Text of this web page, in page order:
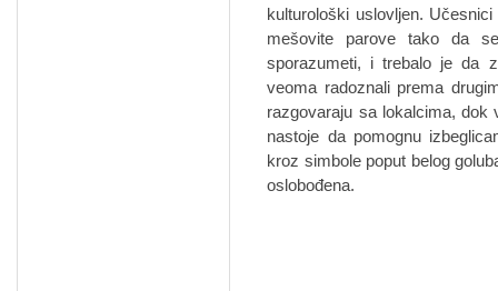
kulturološki uslovljen.
mešovite parove tako da
sporazumeti, i trebalo je da
veoma radoznali prema
razgovaraju sa lokalcima, dok
nastoje da pomognu
kroz simbole poput belog
oslobođena.